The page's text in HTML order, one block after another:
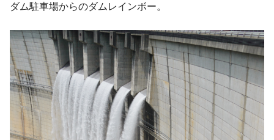
ダム駐車場からのダムレインボー。